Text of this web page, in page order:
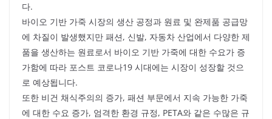
다.
바이오 기반 가죽 시장의 생산 공정과 원료 및 완제품 공급망
에 차질이 발생했지만 패션, 신발, 자동차 산업에서 다양한 제
품을 생산하는 원료로서 바이오 기반 가죽에 대한 수요가 증
가함에 따라 포스트 코로나19 시대에는 시장이 성장할 것으
로 예상됩니다.
또한 비건 채식주의의 증가, 패션 부문에서 지속 가능한 가죽
에 대한 수요 증가, 엄격한 환경 규정, PETA와 같은 수많은 규